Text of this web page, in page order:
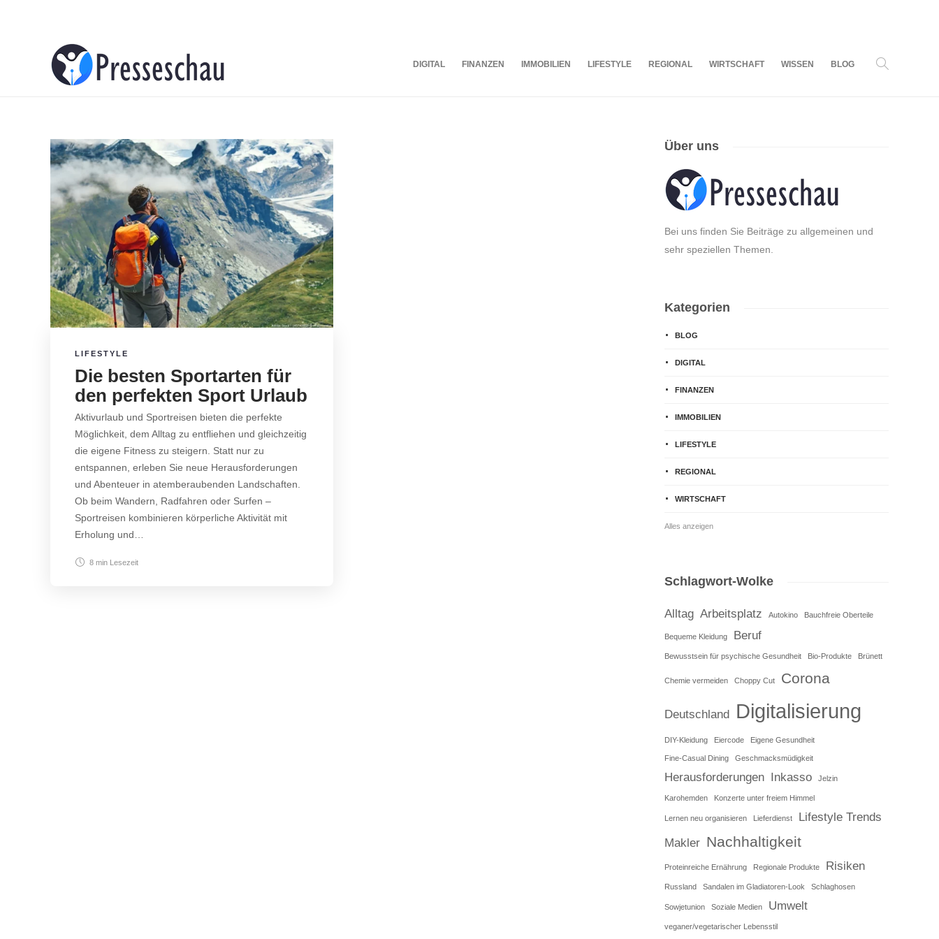
DIGITAL FINANZEN IMMOBILIEN LIFESTYLE REGIONAL WIRTSCHAFT WISSEN BLOG
LIFESTYLE
Die besten Sportarten für
den perfekten Sport Urlaub
Aktivurlaub und Sportreisen bieten die perfekte
Möglichkeit, dem Alltag zu entfliehen und gleichzeitig
die eigene Fitness zu steigern. Statt nur zu
entspannen, erleben Sie neue Herausforderungen
und Abenteuer in atemberaubenden Landschaften.
Ob beim Wandern, Radfahren oder Surfen –
Sportreisen kombinieren körperliche Aktivität mit
Erholung und…
8 min Lesezeit
Über uns
Bei uns finden Sie Beiträge zu allgemeinen und
sehr speziellen Themen.
Kategorien
BLOG
DIGITAL
FINANZEN
IMMOBILIEN
LIFESTYLE
REGIONAL
WIRTSCHAFT
Alles anzeigen
Schlagwort-Wolke
Alltag Arbeitsplatz Autokino Bauchfreie Oberteile
Bequeme Kleidung Beruf
Bewusstsein für psychische Gesundheit Bio-Produkte Brünett
Chemie vermeiden Choppy Cut Corona
Deutschland Digitalisierung
DIY-Kleidung Eiercode Eigene Gesundheit
Fine-Casual Dining Geschmacksmüdigkeit
Herausforderungen Inkasso Jelzin
Karohemden Konzerte unter freiem Himmel
Lernen neu organisieren Lieferdienst
Lifestyle Trends
Makler Nachhaltigkeit
Proteinreiche Ernährung Regionale Produkte Risiken
Russland Sandalen im Gladiatoren-Look Schlaghosen
Sowjetunion Soziale Medien Umwelt
veganer/vegetarischer Lebensstil